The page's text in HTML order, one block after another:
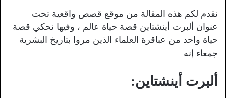
نقدم لكم هذه المقالة من موقع قصص واقعية تحت
عنوان ألبرت أينشتاين قصة حياة عالم ، وفيها نحكي قصة
حياة واحد من عباقرة العلماء الذين مروا بتاريخ البشرية
جمعاء إنه
ألبرت أينشتاين: